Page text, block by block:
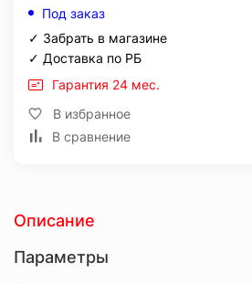
Под заказ
✓ Забрать в магазине
✓ Доставка по РБ
Гарантия 24 мес.
В избранное
В сравнение
Описание
Параметры